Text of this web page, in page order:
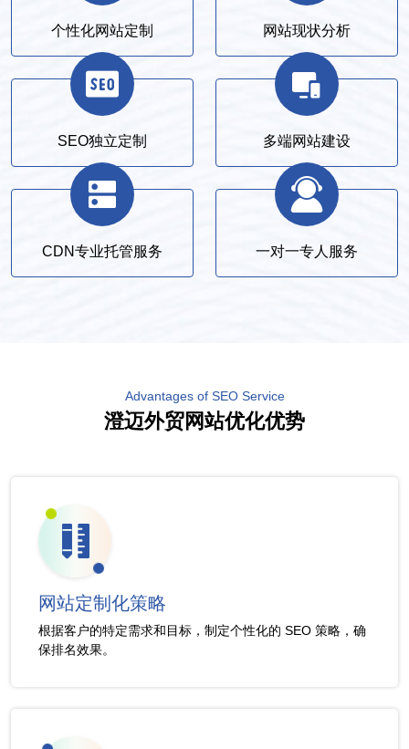
个性化网站定制 网站现状分析
SEO独立定制 多端网站建设
CDN专业托管服务 一对一专人服务
Advantages of SEO Service
澄迈外贸网站优化优势
网站定制化策略
根据客户的特定需求和目标，制定个性化的 SEO 策略，确
保排名效果。